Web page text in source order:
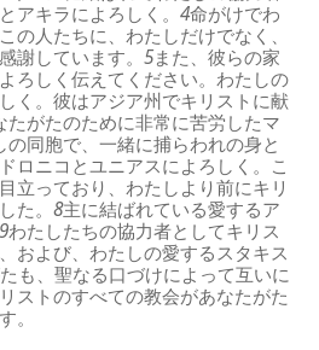
アキラによろしく。4命がけでわ
の人たちに、わたしだけでなく、
謝しています。5また、彼らの家
ろしく伝えてください。わたしの
く。彼はアジア州でキリストに献
たがたのために非常に苦労したマ
の同胞で、一緒に捕らわれの身と
ロニコとユニアスによろしく。こ
立っており、わたしより前にキリ
た。8主に結ばれている愛するア
9わたしたちの協力者としてキリス
および、わたしの愛するスタキス
も、聖なる口づけによって互いに
ストのすべての教会があなたがた
。